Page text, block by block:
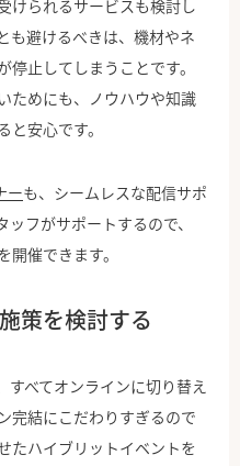
けられるサービスも検討し
も避けるべきは、機材やネ
止してしまうことです。
ためにも、ノウハウや知識
安心です。
ーも、シームレスな配信サポ
フがサポートするので、
催できます。
策を検討する
すべてオンラインに切り替え
完結にこだわりすぎるので
たハイブリットイベントを